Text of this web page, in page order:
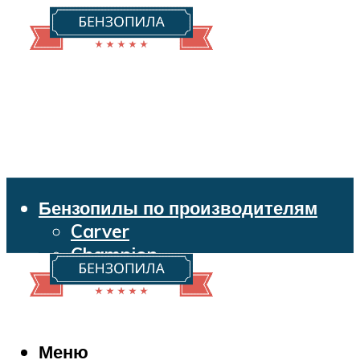
Бензопилы по производителям
Carver
Champion
Echo
Husqvarna
Makita
Меню